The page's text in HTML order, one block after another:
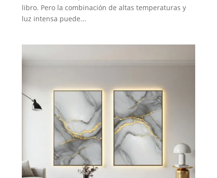
libro. Pero la combinación de altas temperaturas y
luz intensa puede...